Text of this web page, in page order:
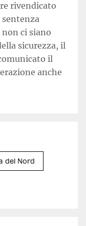
rivendicato
sentenza
non ci siano
sicurezza, il
il
anche
del Nord